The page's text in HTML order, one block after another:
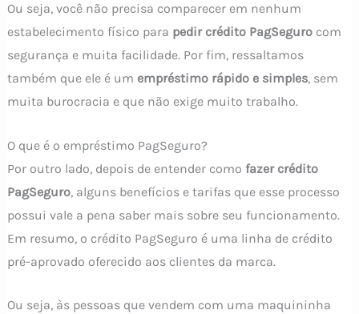
Ou seja, você não precisa comparecer em nenhum
estabelecimento físico para pedir crédito PagSegurocom
segurança e muita facilidade. Por fim, ressaltamos
também que ele é um empréstimo rápido e simples, sem
muita burocracia e que não exige muito trabalho.
O que é o empréstimo PagSeguro?
Por outro lado, depois de entender como fazer crédito
PagSeguro, alguns benefícios e tarifas que esse processo
possui vale a pena saber mais sobre seu funcionamento.
Em resumo, o crédito PagSeguro é uma linha de crédito
pré-aprovado oferecido aos clientes da marca.
Ou seja, às pessoas que vendem com uma maquininha